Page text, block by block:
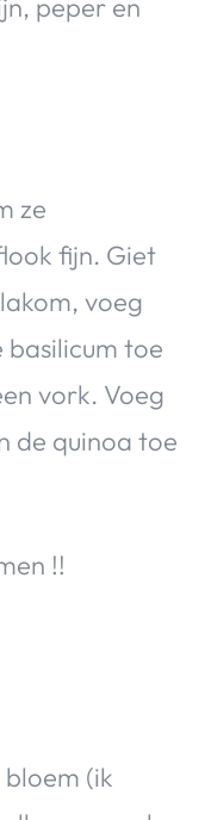
peper en
ze
fijn. Giet
voeg
basilicum toe
vork. Voeg
de quinoa toe
!!
(ik